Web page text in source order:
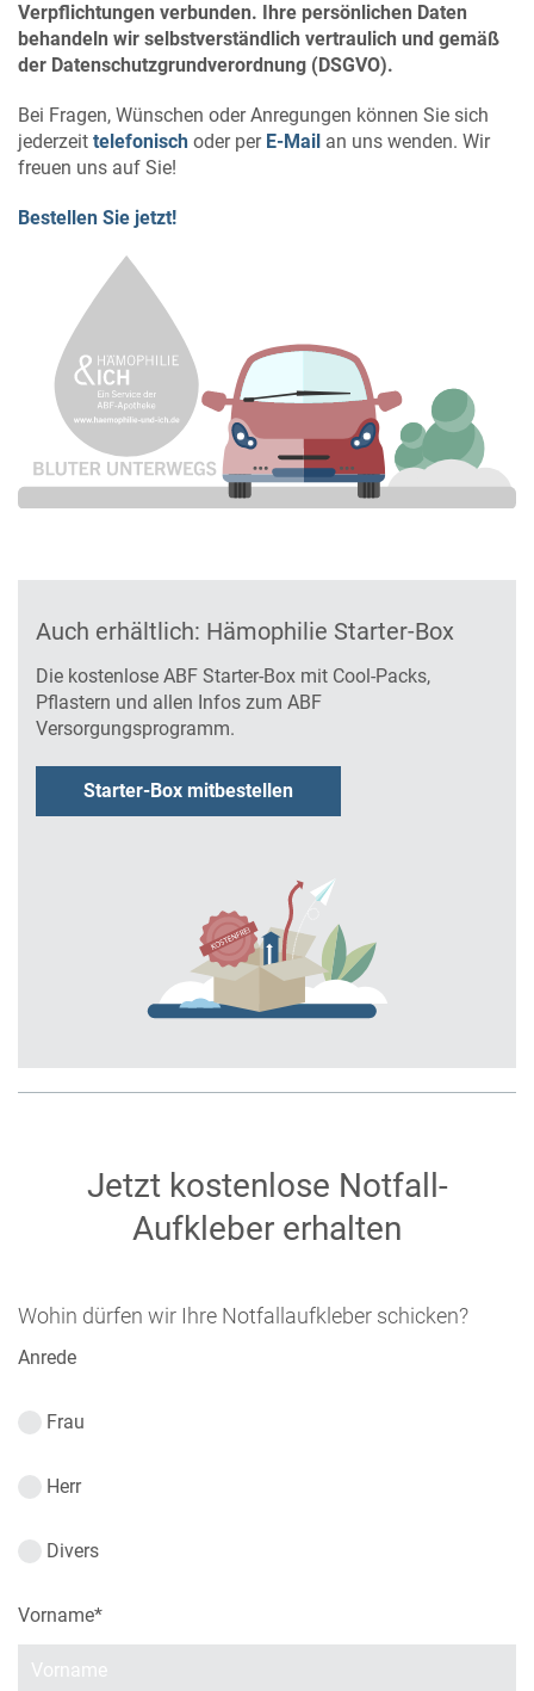
Verpflichtungen verbunden. Ihre persönlichen Daten
behandeln wir selbstverständlich vertraulich und gemäß
der Datenschutzgrundverordnung (DSGVO).
Bei Fragen, Wünschen oder Anregungen können Sie sich
jederzeit telefonisch oder per E-Mail an uns wenden. Wir
freuen uns auf Sie!
Bestellen Sie jetzt!
Auch erhältlich: Hämophilie Starter-Box
Die kostenlose ABF Starter-Box mit Cool-Packs,
Pflastern und allen Infos zum ABF
Versorgungsprogramm.
Starter-Box mitbestellen
Jetzt kostenlose Notfall-
Aufkleber erhalten
Wohin dürfen wir Ihre Notfallaufkleber schicken?
Anrede
Frau
Herr
Divers
Vorname*